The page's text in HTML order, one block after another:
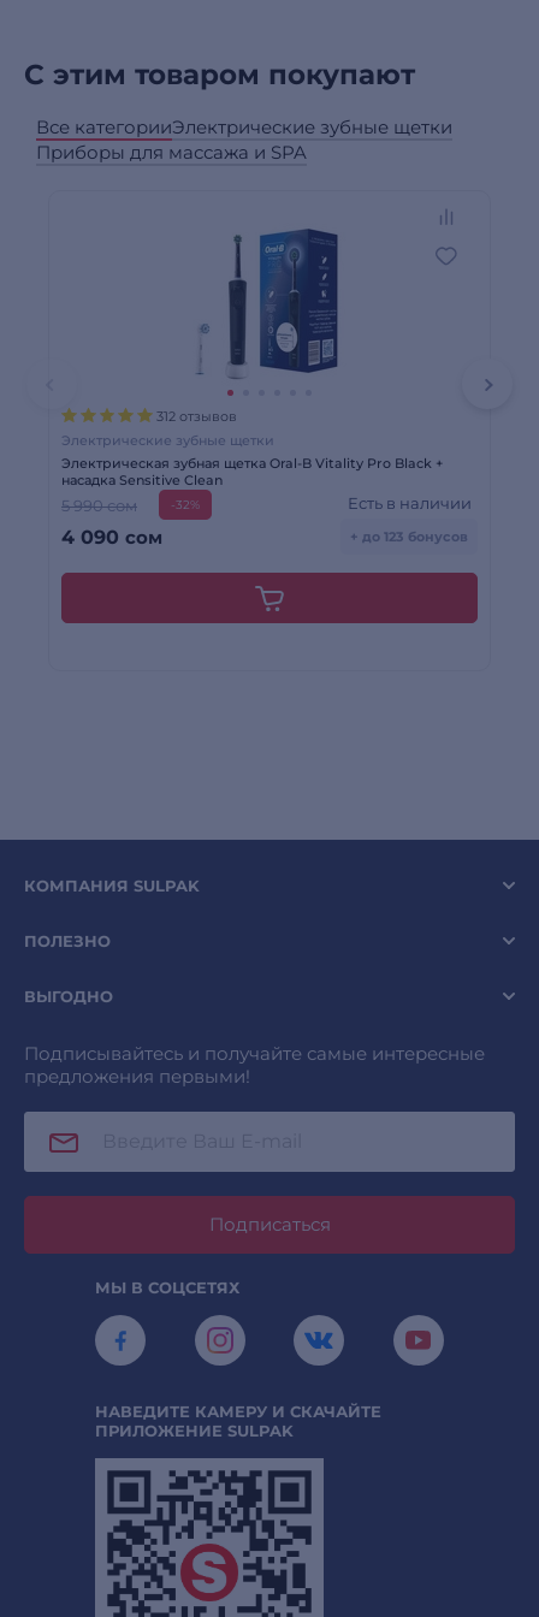
С этим товаром покупают
Все категорииЭлектрические зубные щетки
Приборы для массажа и SPA
312 отзывов
Электрические зубные щетки
Электрическая зубная щетка Oral-B Vitality Pro Black +
насадка Sensitive Clean
5 990 сом -32%
4 090 сом
Есть в наличии
+ до 123 бонусов
КОМПАНИЯ SULPAK
ПОЛЕЗНО
ВЫГОДНО
Подписывайтесь и получайте самые интересные
предложения первыми!
Подписаться
МЫ В СОЦСЕТЯХ
НАВЕДИТЕ КАМЕРУ И СКАЧАЙТЕ
ПРИЛОЖЕНИЕ SULPAK